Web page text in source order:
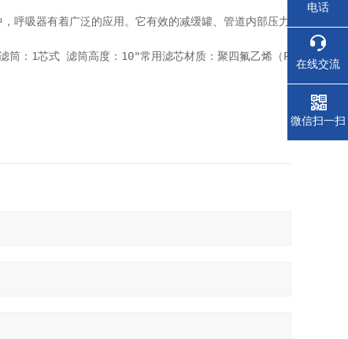
呼吸器有着广泛的应用。它有效的减缓罐、管道内部压力，使
：1芯式 滤筒高度：10"常用滤芯材质：聚四氟乙烯（PTFE
电话
在线交流
微信扫一扫